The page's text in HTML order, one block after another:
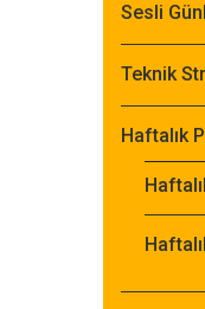
Sesli
Teknik
Haftalık